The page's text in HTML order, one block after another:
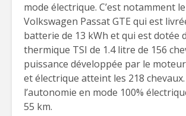
mode électrique. C’est notamment
Volkswagen Passat GTE qui est
batterie de 13 kWh et qui est dotée
thermique TSI de 1.4 litre de 156
puissance développée par le
et électrique atteint les 218
l’autonomie en mode 100%
55 km.